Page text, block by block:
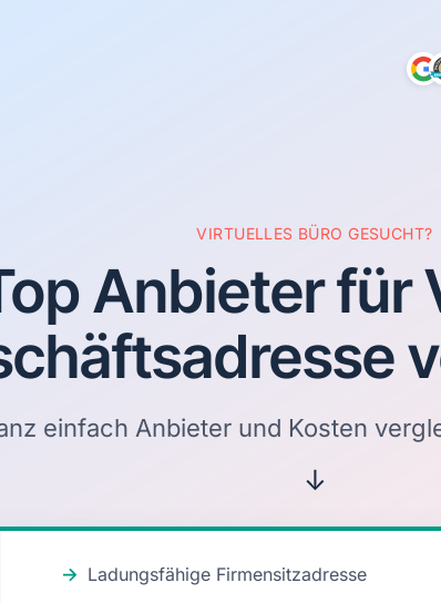
VIRTUELLES BÜRO GESUCHT?
Anbieter für
einfach Anbieter und Kosten
↓
Ladungsfähige Firmensitzadresse